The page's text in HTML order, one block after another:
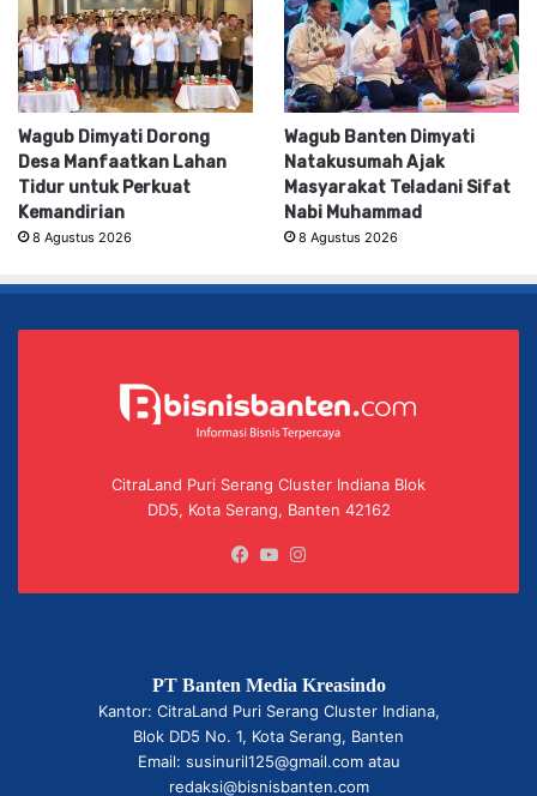
Wagub Dimyati Dorong
Desa Manfaatkan Lahan
Tidur untuk Perkuat
Kemandirian
8 Agustus 2026
Wagub Banten Dimyati
Natakusumah Ajak
Masyarakat Teladani Sifat
Nabi Muhammad
8 Agustus 2026
CitraLand Puri Serang Cluster Indiana Blok
DD5, Kota Serang, Banten 42162
Facebook
YouTube
PT Banten Media Kreasindo
Kantor: CitraLand Puri Serang Cluster Indiana,
Blok DD5 No. 1, Kota Serang, Banten
Email: susinuril125@gmail.com atau
redaksi@bisnisbanten.com